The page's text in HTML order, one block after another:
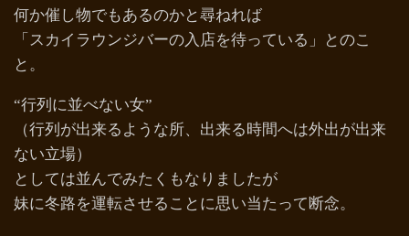
何か催し物でもあるのかと尋ねれば
「スカイラウンジバーの入店を待っている」とのこ
と。
“行列に並べない女”
（行列が出来るような所、出来る時間へは外出が出来
ない立場）
としては並んでみたくもなりましたが
妹に冬路を運転させることに思い当たって断念。